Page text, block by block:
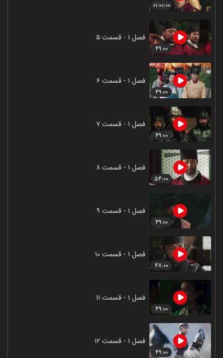
۰۱:۰۰:۰۰
۴۹:۰۰
فصل ۱ - قسمت ۵
۴۹:۰۰
فصل ۱ - قسمت ۶
۴۹:۰۰
فصل ۱ - قسمت ۷
۵۴:۰۰
فصل ۱ - قسمت ۸
۴۹:۰۰
فصل ۱ - قسمت ۹
۴۸:۰۰
فصل ۱ - قسمت ۱۰
۴۹:۰۰
فصل ۱ - قسمت ۱۱
۴۹:۰۰
فصل ۱ - قسمت ۱۲